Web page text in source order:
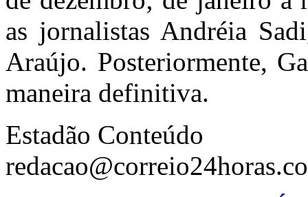
as jornalistas Andréia
Araújo. Posteriormente,
maneira definitiva.
Estadão Conteúdo